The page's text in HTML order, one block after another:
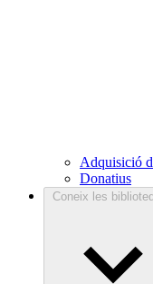
Adquisició
Donatius
Coneix les